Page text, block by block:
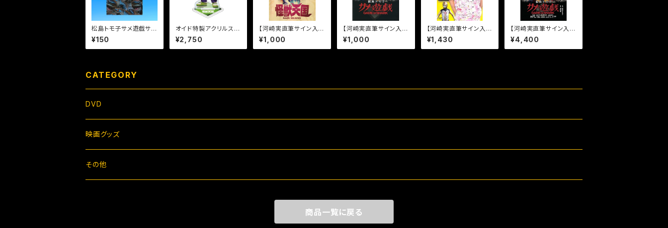
松島トモ子サメ遊戯サメ
まみれポストカード
¥150
オイド特製アクリルスタ
ンド【グーポーズ】
¥2,750
【河崎実直筆サイン入
り】怪獣天国パンフレッ
ト
¥1,000
【河崎実直筆サイン入
り】松島トモ子サメ遊戯
パンフレット
¥1,000
【河崎実直筆サイン入
り】河崎実監督の絶対や
せる爆笑痛快人生読本
¥1,430
【河崎実直筆サイン入
り】松島トモ子サメ遊戯
[DVD]
¥4,400
CATEGORY
DVD
映画グッズ
その他
商品一覧に戻る